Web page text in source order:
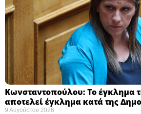
Κωνσταντοπούλου: Το
αποτελεί έγκλημα κατά της
9 Αυγούστου 2026